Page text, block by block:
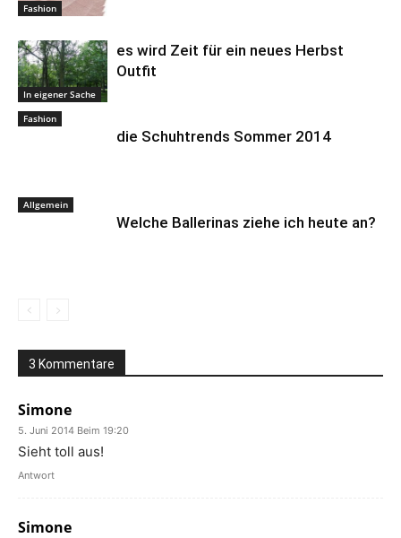
Fashion
In eigener Sache
es wird Zeit für ein neues Herbst
Outfit
Fashion
die Schuhtrends Sommer 2014
Allgemein
Welche Ballerinas ziehe ich heute an?
3 Kommentare
Simone
5. Juni 2014 Beim 19:20
Sieht toll aus!
Antwort
Simone